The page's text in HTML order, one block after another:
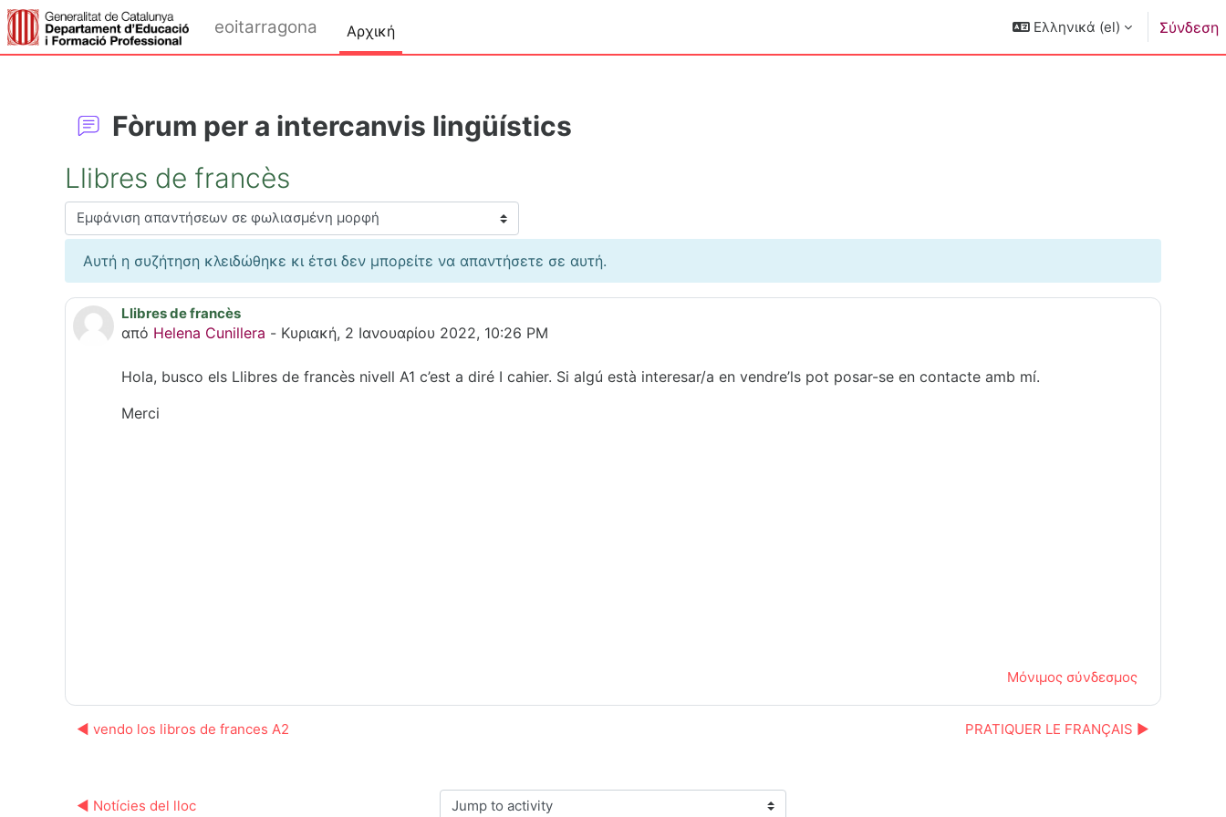
Μετάβαση στο κεντρικό περιεχόμενο
eoitarragona Αρχική Ελληνικά ‎(el)‎ Σύνδεση
Fòrum per a intercanvis lingüístics
Llibres de francès
Λειτουργία εμφάνισης
Αυτή η συζήτηση κλειδώθηκε κι έτσι δεν μπορείτε να απαντήσετε σε αυτή.
Llibres de francès
από Helena Cunillera - Κυριακή, 2 Ιανουαρίου 2022, 10:26 PM
Αριθμός απαντήσεων: 0
Hola, busco els Llibres de francès nivell A1 c’est a diré I cahier. Si algú està interesar/a en vendre’ls pot posar-se en contacte amb mí.
Merci
Μόνιμος σύνδεσμος
◀︎ vendo los libros de frances A2 PRATIQUER LE FRANÇAIS ▶︎
◀︎ Notícies del lloc